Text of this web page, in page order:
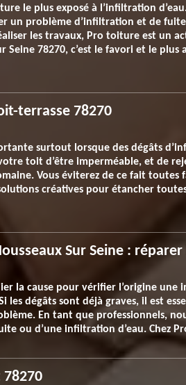
le plus exposé à l’infiltration
un problème d’infiltration et de
les travaux, Pro toiture est un
Seine 78270, c’est le favori et le
terrasse 78270
surtout lorsque des dégâts
toit d’être imperméable, et de
Vous éviterez de ce fait
créatives pour étancher
Sur Seine :
la cause pour vérifier l’origine une
dégâts sont déjà graves, il est
En tant que professionnels,
ou d’une infiltration d’eau. Chez